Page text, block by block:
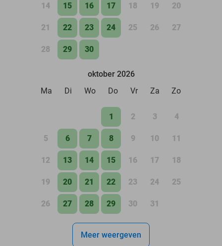
14 15 16 17 18 19 20
21 22 23 24 25 26 27
28 29 30
oktober 2026
Ma
Di Wo Do Vr Za Zo
1 2 3 4
5 6 7 8 9 10 11
12 13 14 15 16 17 18
19 20 21 22 23 24 25
26 27 28 29 30 31
Meer weergeven